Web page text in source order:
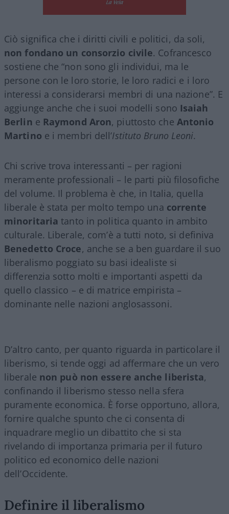
Ciò significa che i diritti civili e politici, da soli,
non fondano un consorzio civile. Cofrancesco
sostiene che “non sono gli individui, ma le
persone con le loro storie, le loro radici e i loro
interessi a considerarsi membri di una nazione”. E
aggiunge anche che i suoi modelli sono Isaiah
Berlin e Raymond Aron, piuttosto che Antonio
Martino e i membri dell’Istituto Bruno Leoni.
Chi scrive trova interessanti – per ragioni
meramente professionali – le parti più filosofiche
del volume. Il problema è che, in Italia, quella
liberale è stata per molto tempo una corrente
minoritaria tanto in politica quanto in ambito
culturale. Liberale, com’è a tutti noto, si definiva
Benedetto Croce, anche se a ben guardare il suo
liberalismo poggiato su basi idealiste si
differenzia sotto molti e importanti aspetti da
quello classico – e di matrice empirista –
dominante nelle nazioni anglosassoni.
D’altro canto, per quanto riguarda in particolare il
liberismo, si tende oggi ad affermare che un vero
liberale non può non essere anche liberista,
confinando il liberismo stesso nella sfera
puramente economica. È forse opportuno, allora,
fornire qualche spunto che ci consenta di
inquadrare meglio un dibattito che si sta
rivelando di importanza primaria per il futuro
politico ed economico delle nazioni
dell’Occidente.
Definire il liberalismo